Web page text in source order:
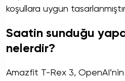
koşullara uygun
Saatin sunduğu
nelerdir?
Amazfit T-Rex 3,